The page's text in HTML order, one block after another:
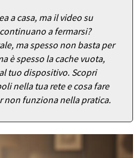
a casa, ma il video su
a fermarsi?
ma spesso non basta per
è spesso la cache vuota,
tuo dispositivo. Scopri
nella tua rete e cosa fare
non funziona nella pratica.